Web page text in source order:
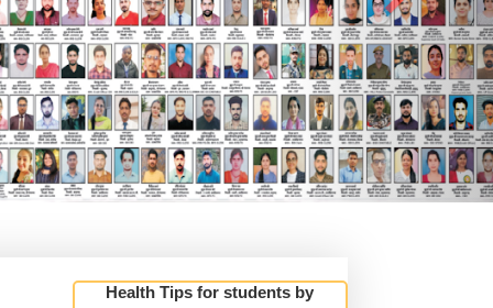
Health Tips for students by